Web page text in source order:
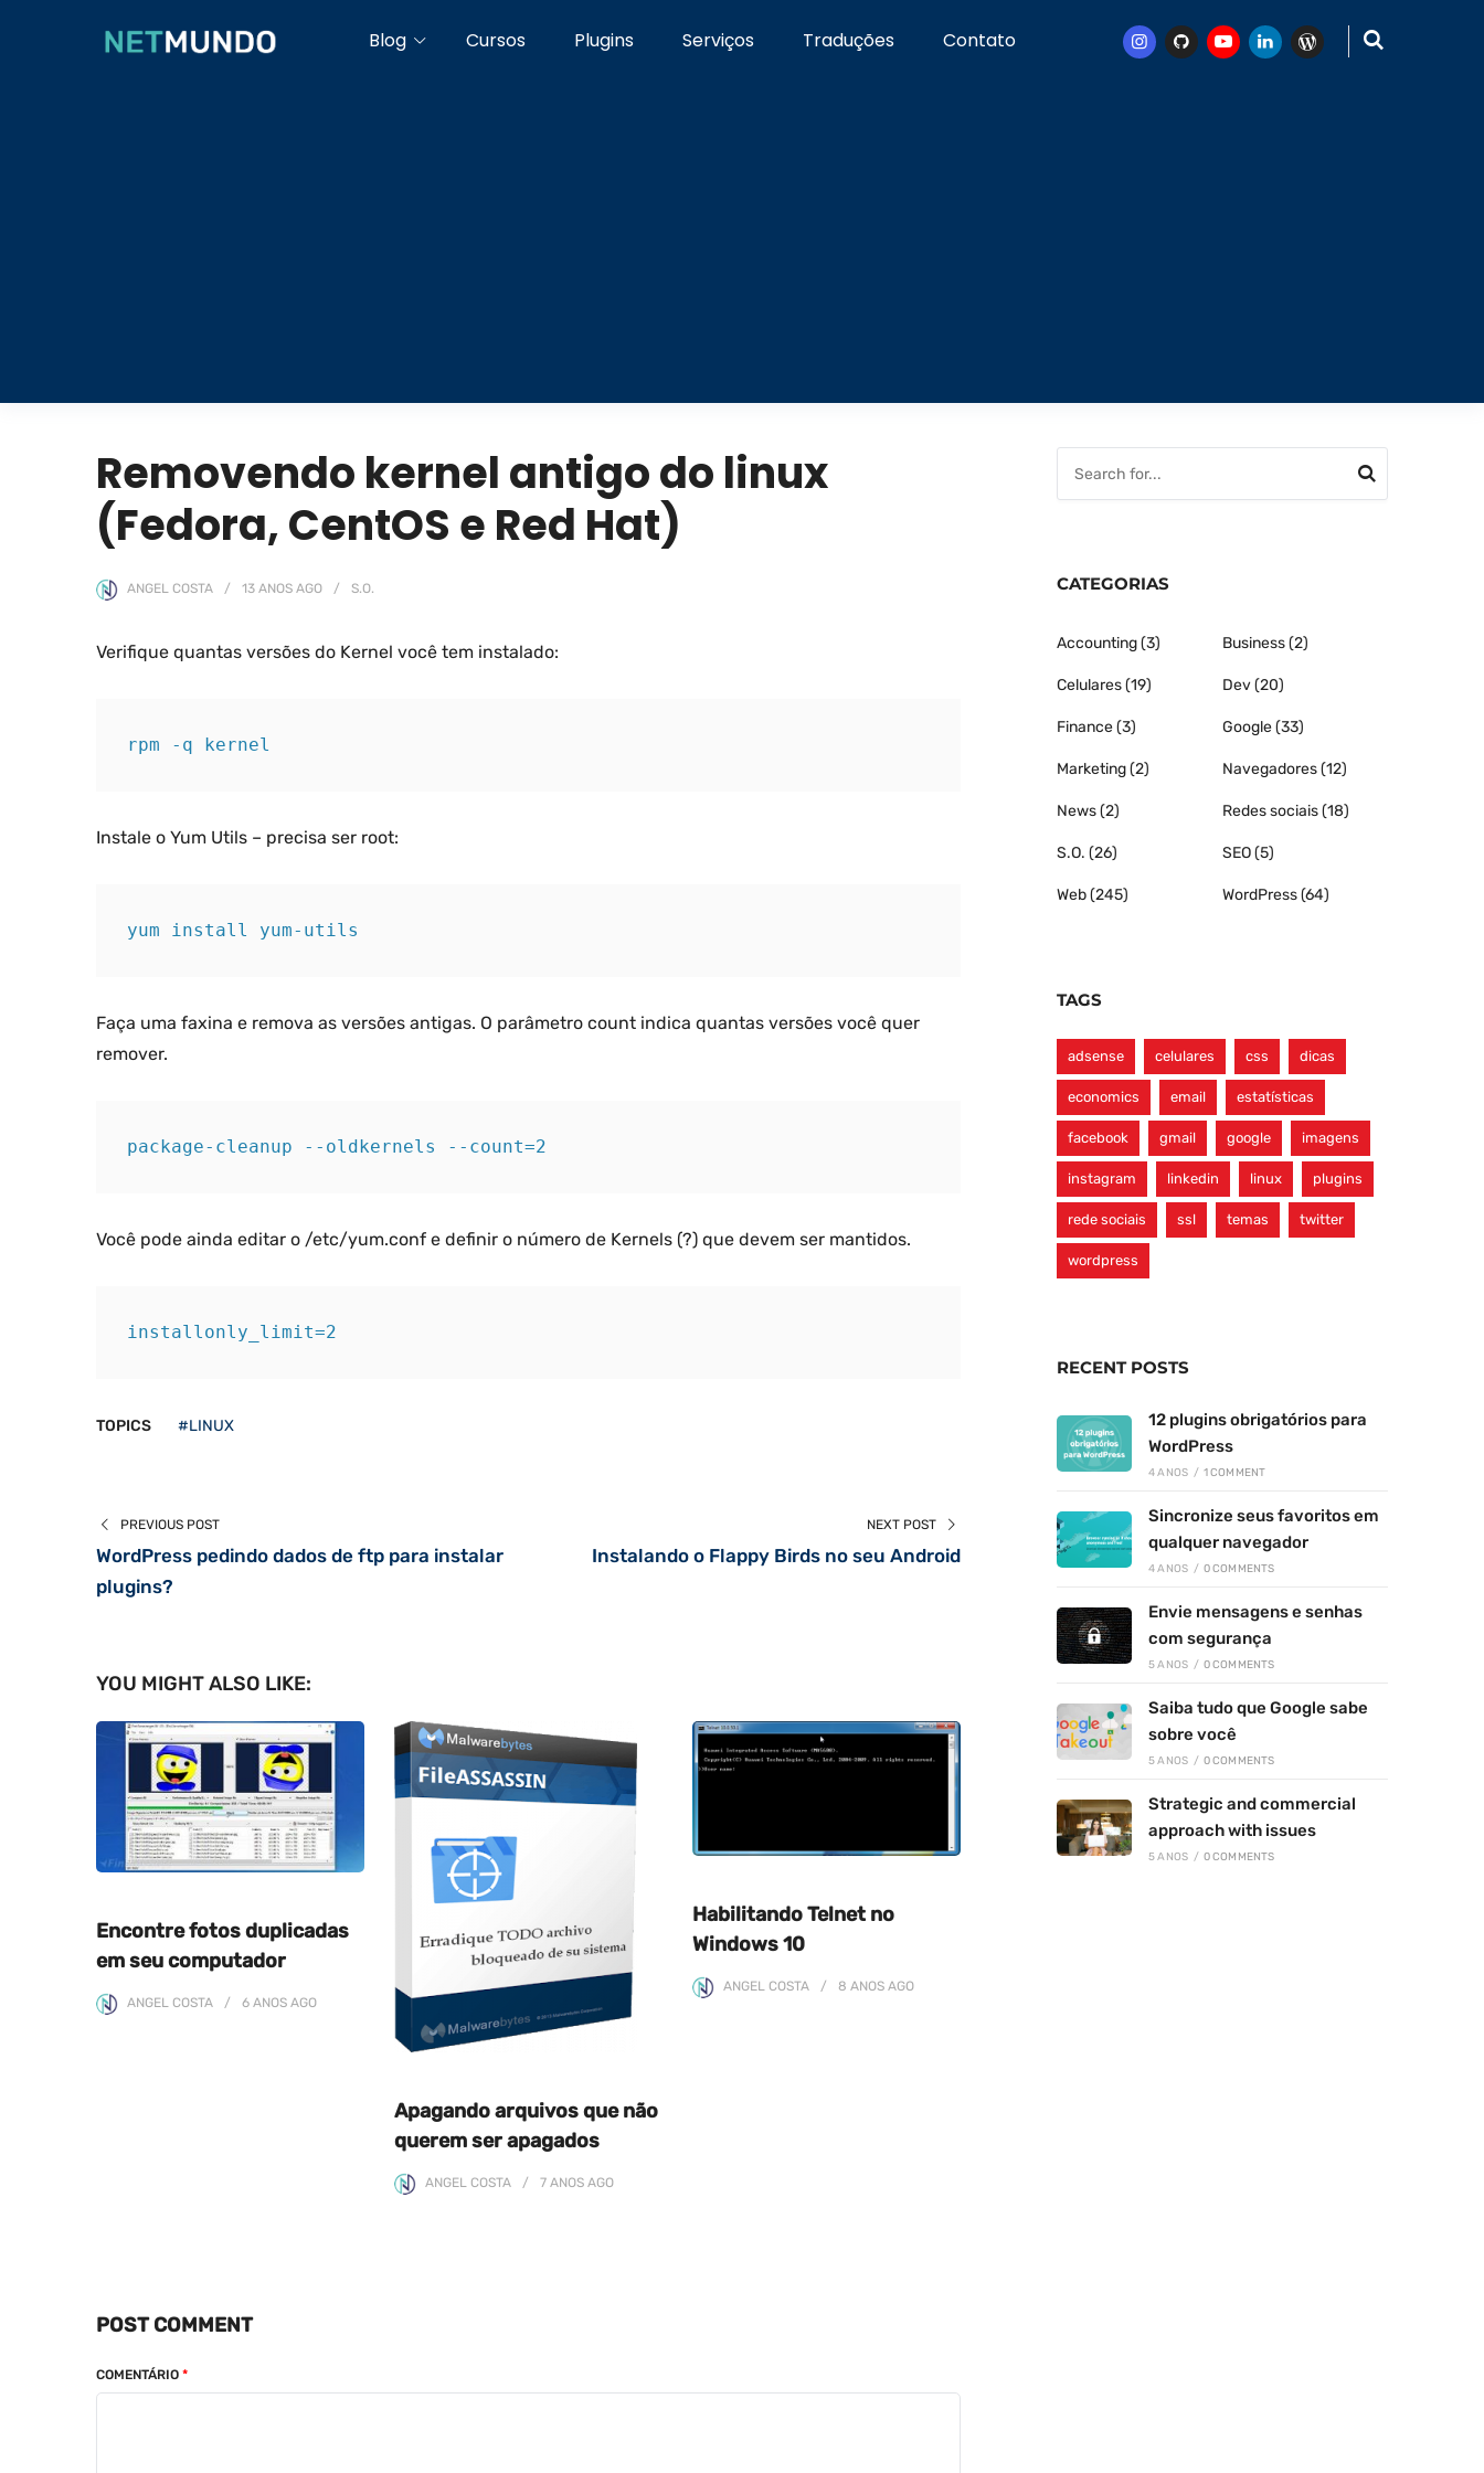
Blog Cursos Plugins Serviços Traduções Contato Instagram
GithubYoutubeLinkedinWordPress
Removendo kernel antigo do linux
(Fedora, CentOS e Red Hat)
ANGEL COSTA 13 ANOS AGO S.O.
Verifique quantas versões do Kernel você tem instalado:
rpm -q kernel
Instale o Yum Utils – precisa ser root:
yum install yum-utils
Faça uma faxina e remova as versões antigas. O parâmetro count indica quantas versões você quer
remover.
package-cleanup --oldkernels --count=2
Você pode ainda editar o /etc/yum.conf e definir o número de Kernels (?) que devem ser mantidos.
installonly_limit=2
TOPICS #LINUX
PREVIOUS POST
WordPress pedindo dados de ftp para instalar
plugins?
NEXT POST
Instalando o Flappy Birds no seu Android
YOU MIGHT ALSO LIKE:
Encontre fotos duplicadas
em seu computador
ANGEL COSTA 6 ANOS AGO
Apagando arquivos que não
querem ser apagados
ANGEL COSTA 7 ANOS AGO
Habilitando Telnet no
Windows 10
ANGEL COSTA 8 ANOS AGO
POST COMMENT
COMENTÁRIO *
CATEGORIAS
Accounting(3) Business(2)
Celulares(19) Dev(20)
Finance(3) Google(33)
Marketing(2) Navegadores(12)
News(2) Redes sociais(18)
S.O. (26) SEO(5)
Web(245) WordPress(64)
TAGS
adsense celulares css dicas
economics email estatísticas
facebook gmail google imagens
instagram linkedin linux plugins
rede sociais ssl temas twitter
wordpress
RECENT POSTS
12 plugins obrigatórios para
WordPress
4 ANOS / 1 COMMENT
Sincronize seus favoritos em
qualquer navegador
4 ANOS / 0 COMMENTS
Envie mensagens e senhas
com segurança
5 ANOS / 0 COMMENTS
Saiba tudo que Google sabe
sobre você
5 ANOS / 0 COMMENTS
Strategic and commercial
approach with issues
5 ANOS / 0 COMMENTS